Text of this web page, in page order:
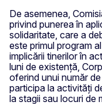
De asemenea,
privind punerea în
solidaritate, care a
este primul program
implicării tinerilor în
luni de existență,
oferind unui număr
participa la activități
la stagii sau locuri de